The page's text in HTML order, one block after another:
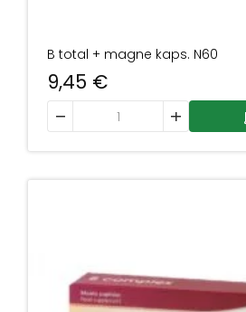
B total + magne kaps. N60
9,45 €
produkto kiekis: B total +